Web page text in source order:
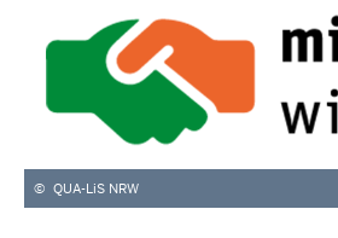
© QUA-LiS NRW